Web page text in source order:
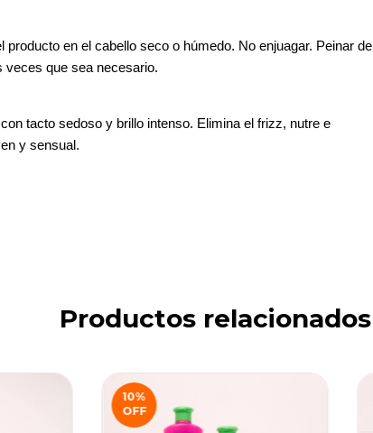
producto en el cabello seco o húmedo. No enjuagar. Peinar de
veces que sea necesario.
tacto sedoso y brillo intenso. Elimina el frizz, nutre e
y sensual.
Productos relacionados
10%
OFF